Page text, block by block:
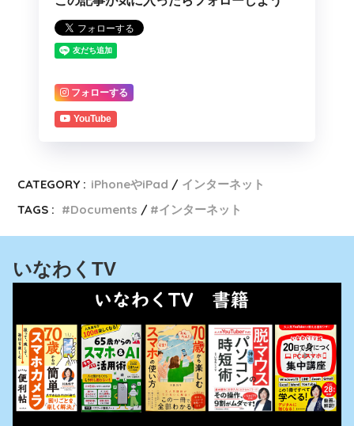
フォローする
YouTube
CATEGORY : iPhoneやiPad
インターネット
TAGS :
Documents インターネット
いなわくTV